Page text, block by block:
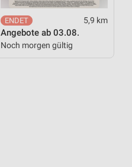
5,9 km
Angebote ab 03.08.
Noch morgen gültig